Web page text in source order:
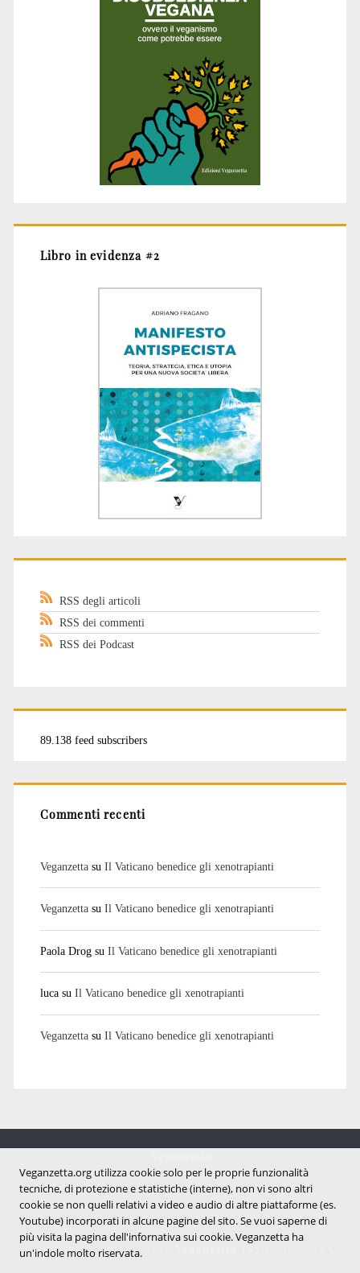
Libro in evidenza #2
RSS degli articoli
RSS dei commenti
RSS dei Podcast
89.138 feed subscribers
Commenti recenti
Veganzettasu Il Vaticano benedice gli xenotrapianti
Veganzettasu Il Vaticano benedice gli xenotrapianti
Paola Drogsu Il Vaticano benedice gli xenotrapianti
lucasu Il Vaticano benedice gli xenotrapianti
Veganzettasu Il Vaticano benedice gli xenotrapianti
Notizie dal mondo vegan e antispecista
Copyright © 2007 - 2026 |
Veganzetta.org utilizza cookie solo per le proprie funzionalità
tecniche, di protezione e statistiche (interne), non vi sono altri
cookie se non quelli relativi a video e audio di altre piattaforme (es.
Youtube) incorporati in alcune pagine del sito. Se vuoi saperne di
più visita la pagina dell'infornativa sui cookie. Veganzetta ha
un'indole molto riservata.